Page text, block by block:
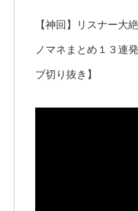
【神回】リスナー大
ノマネまとめ１３連
ブ切り抜き】